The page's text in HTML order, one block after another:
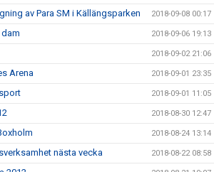
av Para SM i Källängsparken 2018-09-08 00:17
dam 2018-09-06 19:13
2018-09-02 21:06
Arena 2018-09-01 23:35
2018-09-01 11:05
2018-08-30 12:47
2018-08-24 13:14
nästa vecka 2018-08-22 08:58